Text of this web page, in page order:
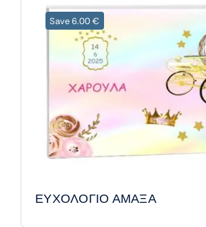
Save 6.00 €
ΕΥΧΟΛΟΓΙΟ ΑΜΑΞΑ